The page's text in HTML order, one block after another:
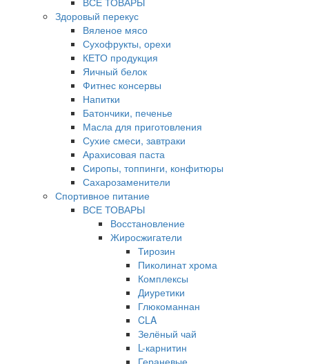
Здоровый перекус
Вяленое мясо
Сухофрукты, орехи
КЕТО продукция
Яичный белок
Фитнес консервы
Напитки
Батончики, печенье
Масла для приготовления
Сухие смеси, завтраки
Арахисовая паста
Сиропы, топпинги, конфитюры
Сахарозаменители
Спортивное питание
ВСЕ ТОВАРЫ
Восстановление
Жиросжигатели
Тирозин
Пиколинат хрома
Комплексы
Диуретики
Глюкоманнан
CLA
Зелёный чай
L-карнитин